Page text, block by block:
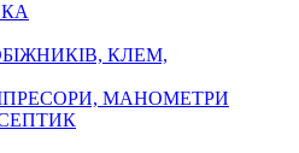
КЛЕМ,
МАНОМЕТРИ